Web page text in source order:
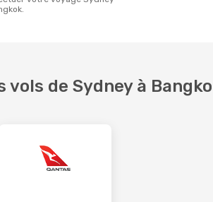
de Sydney à